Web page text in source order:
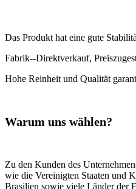
Das Produkt hat eine gute
Fabrik--Direktverkauf,
Hohe Reinheit und Qualität
Warum uns wählen?
Zu den Kunden des
wie die Vereinigten Staaten und
Brasilien sowie viele Länder der